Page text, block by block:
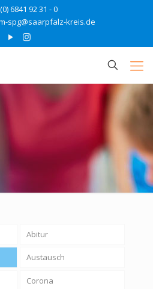
6841 92 31 - 0
spg@saarpfalz-kreis.de
Abitur
Austausch
Corona